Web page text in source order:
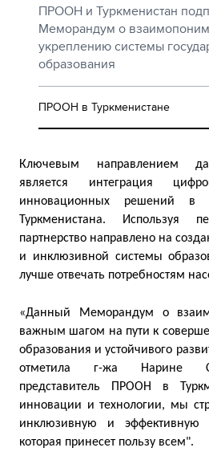
ПРООН и Туркменистан
Меморандум о
укреплению системы
образования
ПРООН в Туркменистане
Ключевым направлением
является интеграция
инновационных решений в
Туркменистана. Используя
партнерство направлено на
и инклюзивной системы
лучше отвечать потребностям
«Данный Меморандум о
важным шагом на пути к
образования и устойчивого
отметила г-жа Нарине
представитель ПРООН в
инновации и технологии, мы
инклюзивную и эффективную
которая принесет пользу всем".